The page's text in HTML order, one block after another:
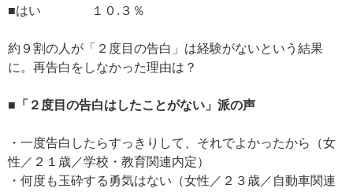
■はい １０.３％
約９割の人が「２度目の告白」は経験がないという結果
に。再告白をしなかった理由は？
■「２度目の告白はしたことがない」派の声
・一度告白したらすっきりして、それでよかったから（女
性／２１歳／学校・教育関連内定）
・何度も玉砕する勇気はない（女性／２３歳／自動車関連